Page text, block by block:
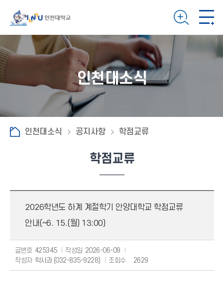
인천대소식
인천대소식 공지사항 학점교류
학점교류
2026학년도 하계 계절학기 안양대학교 학점교류
안내(~6. 15.(월) 13:00)
글번호 425345 작성일 2026-06-09
작성자 학사과 (032-835-9228) 조회수 2629